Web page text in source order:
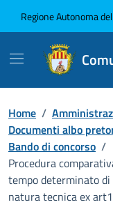
Regione Autonoma
Home /
Documenti albo
Bando di concorso /
Procedura
tempo determinato
natura tecnica ex